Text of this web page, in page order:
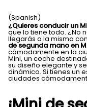
(Spanish)
¿Quieres conducirun
que lo tiene todo. ¿No
llegarás a la misma
de segunda mano en
cómodamente en la
Mini, un coche
su diseño elegante y
dinámico. Si tienes un
ciudades